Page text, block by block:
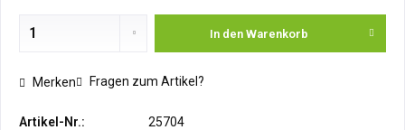
In den Warenkorb
Merken Fragen zum Artikel?
Artikel-Nr.:
25704